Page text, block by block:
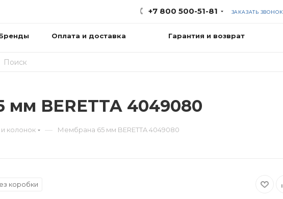
+7 800 500-51-81 ЗАКАЗАТЬ ЗВОНОК
Оплата и доставка Гарантия и возврат
мм BERETTA 4049080
колонок — Мембрана 65 мм BERETTA 4049080
коробки